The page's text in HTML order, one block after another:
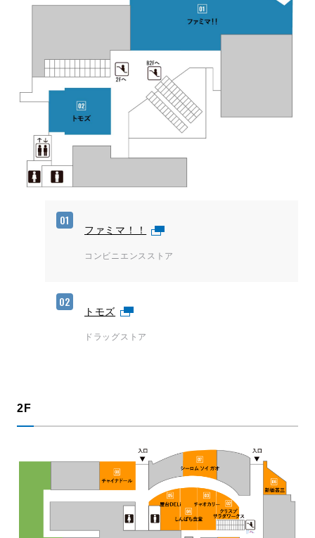
01
ファミマ！！
コンビニエンスストア
02
トモズ
ドラッグストア
2F